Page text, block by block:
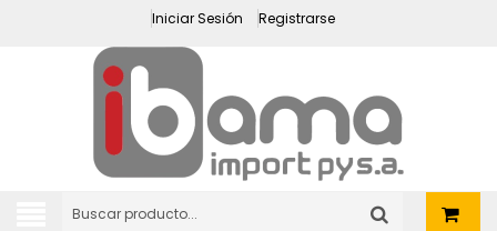
Iniciar Sesión Registrarse